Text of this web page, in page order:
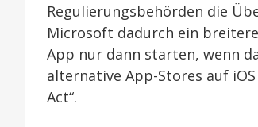
Regulierungsbehörden die
Microsoft dadurch ein
App nur dann starten, wenn
alternative App-Stores auf
Act“.